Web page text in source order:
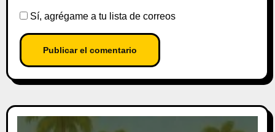
Sí, agrégame a tu lista de correos